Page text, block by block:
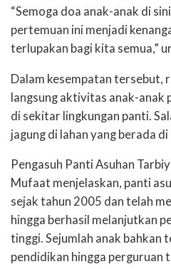
“Semoga doa anak-anak di
pertemuan ini menjadi
terlupakan bagi kita semua,”
Dalam kesempatan tersebut,
langsung aktivitas anak-anak
di sekitar lingkungan panti.
jagung di lahan yang berada
Pengasuh Panti Asuhan
Mufaat menjelaskan, panti
sejak tahun 2005 dan telah
hingga berhasil melanjutkan
tinggi. Sejumlah anak bahkan
pendidikan hingga perguruan